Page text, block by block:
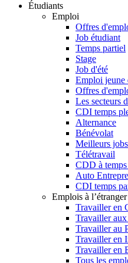
Étudiants
Emploi
Offres
Job étudiant
Temps partiel
Stage
Job d'été
Emploi jeune
Offres
Les secteurs
CDI temps
Alternance
Bénévolat
Meilleurs
Télétravail
CDD à
Auto
CDI temps
Emplois à l’étranger
Travailler en
Travailler
Travailler au
Travailler en
Travailler en
Tous les